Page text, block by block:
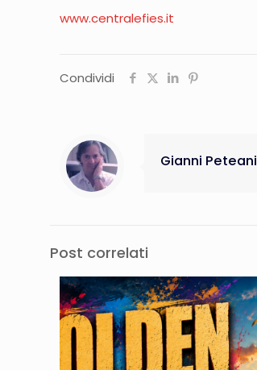
www.centralefies.it
Condividi
Gianni Peteani
Post correlati